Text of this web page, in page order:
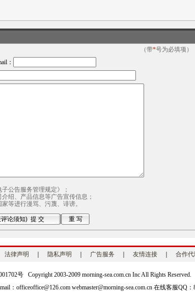
（带*号为必填项）
：
公告服务管理规定》；
绍、产品信息等广告宣传信息；
等进行漫骂、污蔑、诽谤。
法律声明 隐私声明 广告服务 友情连接 合作
号 Copyright 2003-2009 morning-sea.com.cn Inc All Rights Reserved.
：officeoffice@126.com webmaster@morning-sea.com.cn 在线客服QQ：